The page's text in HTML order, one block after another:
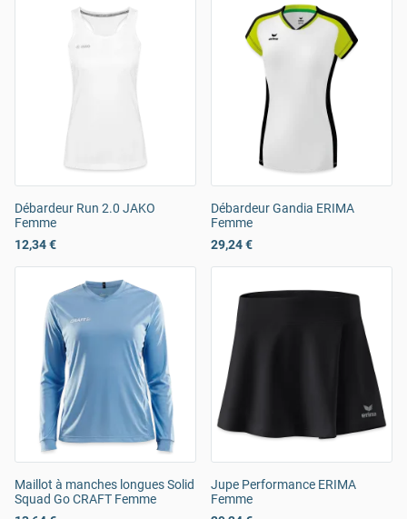
Débardeur Run 2.0 JAKO
Femme
12,34 €
Débardeur Gandia ERIMA
Femme
29,24 €
Maillot à manches longues Solid
Squad Go CRAFT Femme
Jupe Performance ERIMA
Femme